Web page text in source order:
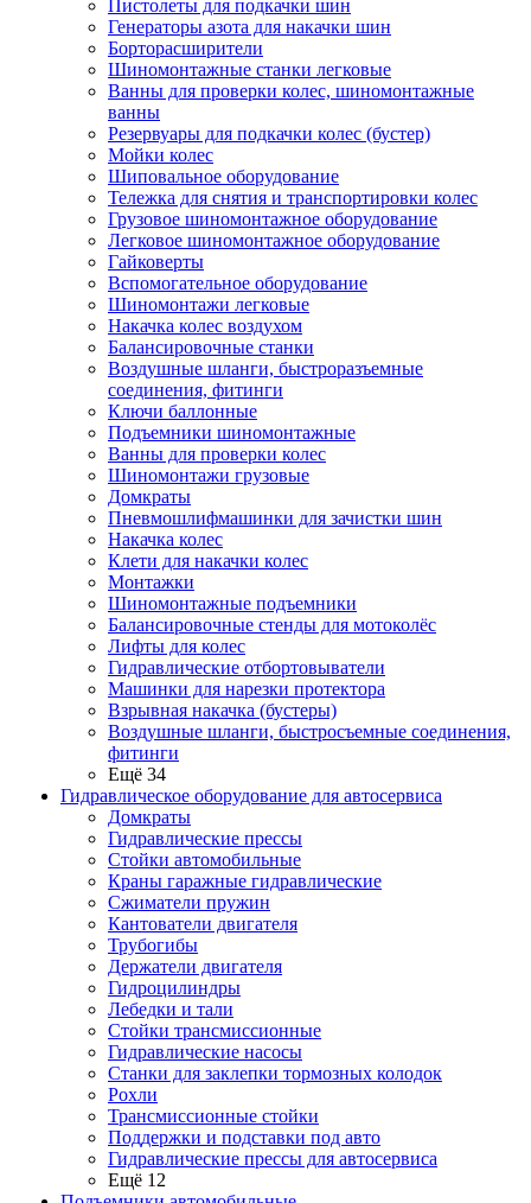
Пистолеты для подкачки шин
Генераторы азота для накачки шин
Борторасширители
Шиномонтажные станки легковые
Ванны для проверки колес, шиномонтажные
ванны
Резервуары для подкачки колес (бустер)
Мойки колес
Шиповальное оборудование
Тележка для снятия и транспортировки колес
Грузовое шиномонтажное оборудование
Легковое шиномонтажное оборудование
Гайковерты
Вспомогательное оборудование
Шиномонтажи легковые
Накачка колес воздухом
Балансировочные станки
Воздушные шланги, быстроразъемные
соединения, фитинги
Ключи баллонные
Подъемники шиномонтажные
Ванны для проверки колес
Шиномонтажи грузовые
Домкраты
Пневмошлифмашинки для зачистки шин
Накачка колес
Клети для накачки колес
Монтажки
Шиномонтажные подъемники
Балансировочные стенды для мотоколёс
Лифты для колес
Гидравлические отбортовыватели
Машинки для нарезки протектора
Взрывная накачка (бустеры)
Воздушные шланги, быстросъемные соединения,
фитинги
Ещё 34
Гидравлическое оборудование для автосервиса
Домкраты
Гидравлические прессы
Стойки автомобильные
Краны гаражные гидравлические
Сжиматели пружин
Кантователи двигателя
Трубогибы
Держатели двигателя
Гидроцилиндры
Лебедки и тали
Стойки трансмиссионные
Гидравлические насосы
Cтанки для заклепки тормозных колодок
Рохли
Трансмиссионные стойки
Поддержки и подставки под авто
Гидравлические прессы для автосервиса
Ещё 12